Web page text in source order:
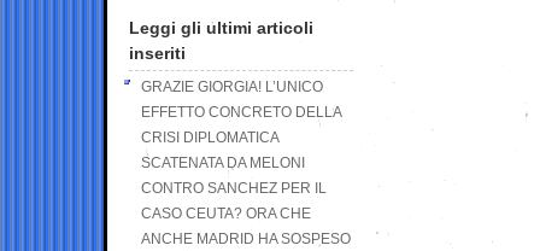
Leggi gli ultimi articoli
inseriti
GRAZIE GIORGIA! L’UNICO
EFFETTO CONCRETO DELLA
CRISI DIPLOMATICA
SCATENATA DA MELONI
CONTRO SANCHEZ PER IL
CASO CEUTA? ORA CHE
ANCHE MADRID HA SOSPESO